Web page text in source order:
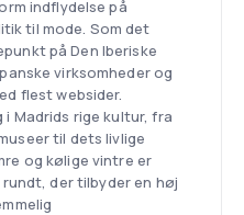
indflydelse på
til mode. Som det
på Den Iberiske
virksomheder og
flest websider.
Madrids rige kultur, fra
til dets livlige
og kølige vintre er
der tilbyder en høj